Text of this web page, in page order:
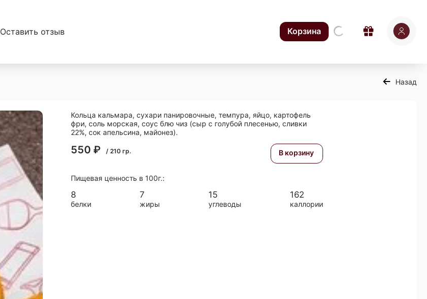
Оставить отзыв Корзина
Назад
Кольца кальмара, сухари панировочные, темпура, яйцо, картофель
фри, соль морская, соус блю чиз (сыр с голубой плесенью, сливки
22%, сок апельсина, майонез).
550 ₽ / 210 гр. В корзину
Пищевая ценность в 100г.:
8
белки
7
жиры
15
углеводы
162
каллории